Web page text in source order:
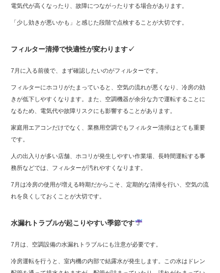
電気代が高くなったり、故障につながったりする場合があります。
「少し効きが悪いかも」と感じた段階で点検することが大切です。
フィルター清掃で快適性が変わります✓
7月に入る前後で、まず確認したいのがフィルターです。
フィルターにホコリがたまっていると、空気の流れが悪くなり、冷房の効
きが低下しやすくなります。また、空調機器が余分な力で運転することに
なるため、電気代や故障リスクにも影響することがあります。
家庭用エアコンだけでなく、業務用空調でもフィルター清掃はとても重要
です。
人の出入りが多い店舗、ホコリが発生しやすい作業場、長時間運転する事
務所などでは、フィルターが汚れやすくなります。
7月は冷房の使用が増える時期だからこそ、定期的な清掃を行い、空気の流
れを良くしておくことが大切です。
水漏れトラブルが起こりやすい季節です
7月は、空調設備の水漏れトラブルにも注意が必要です。
冷房運転を行うと、室内機の内部で結露水が発生します。この水はドレン